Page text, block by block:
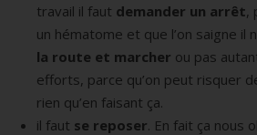
travail il faut demander un arrêt,
un hématome et que l’on saigne il
la route et marcher ou pas
efforts, parce qu’on peut risquer
rien qu’en faisant ça.
il faut se reposer. En fait ça nous